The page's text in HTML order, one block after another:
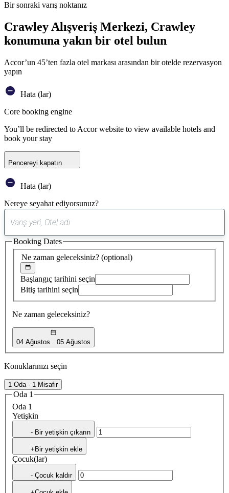
Bir sonraki varış noktanız
Crawley Alışveriş Merkezi, Crawley
konumuna yakın bir otel bulun
Accor’un 45’ten fazla otel markası arasından bir otelde rezervasyon
yapın
Hata (lar)
Core booking engine
You’ll be redirected to Accor website to view available hotels and
book your stay
Pencereyi kapatın
Hata (lar)
Nereye seyahat ediyorsunuz?
öneri
bulundu
Ne zaman geleceksiniz? (optional)
Başlangıç tarihini seçin
Bitiş tarihini seçin
Ne zaman geleceksiniz?
04 Ağustos 05 Ağustos
Booking Dates
Konuklarınızı seçin
1 Oda - 1 Misafir
Oda 1
Oda 1
Yetişkin
- Bir yetişkin çıkarın
+Bir yetişkin ekle
Çocuk(lar)
- Çocuk kaldır